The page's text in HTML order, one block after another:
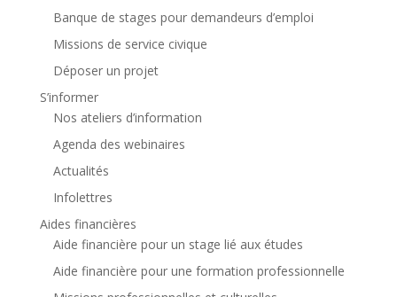
Banque de stages pour demandeurs d’emploi
Missions de service civique
Déposer un projet
S’informer
Nos ateliers d’information
Agenda des webinaires
Actualités
Infolettres
Aides financières
Aide financière pour un stage lié aux études
Aide financière pour une formation professionnelle